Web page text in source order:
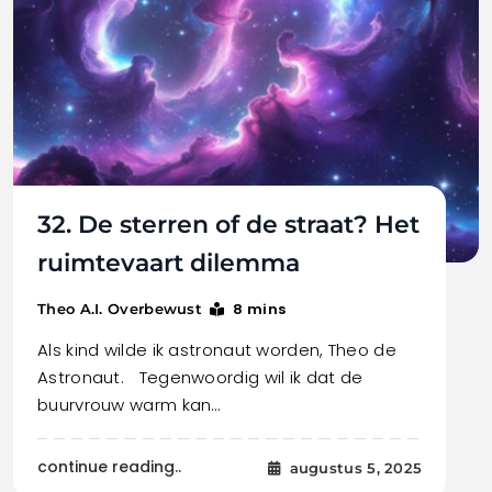
32. De sterren of de straat? Het
ruimtevaart dilemma
Theo A.I. Overbewust 8 mins
Als kind wilde ik astronaut worden, Theo de
Astronaut. Tegenwoordig wil ik dat de
buurvrouw warm kan…
continue reading.. augustus 5, 2025